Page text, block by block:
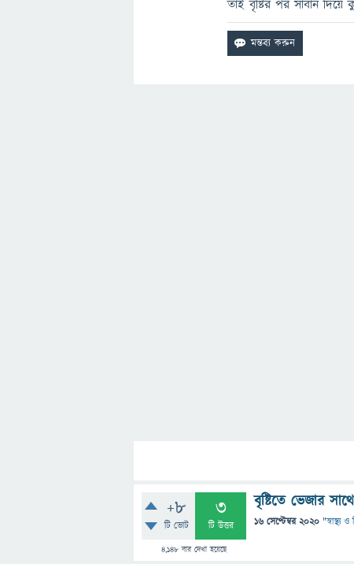
তাই বৃষ্টির পর সাবান
+8
টি ভোট
3
টি উত্তর
4,148 বার দেখা হয়েছে
বৃষ্টিতে ভেজার
16 সেপ্টেম্বর 2020 "স্বাস্থ্য